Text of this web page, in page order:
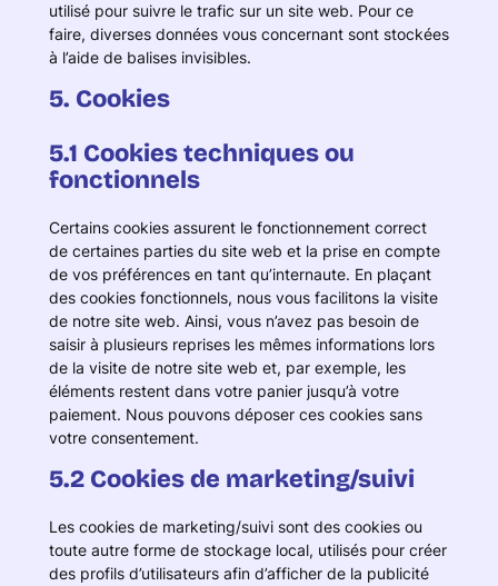
utilisé pour suivre le trafic sur un site web. Pour ce
faire, diverses données vous concernant sont stockées
à l’aide de balises invisibles.
5. Cookies
5.1 Cookies techniques ou
fonctionnels
Certains cookies assurent le fonctionnement correct
de certaines parties du site web et la prise en compte
de vos préférences en tant qu’internaute. En plaçant
des cookies fonctionnels, nous vous facilitons la visite
de notre site web. Ainsi, vous n’avez pas besoin de
saisir à plusieurs reprises les mêmes informations lors
de la visite de notre site web et, par exemple, les
éléments restent dans votre panier jusqu’à votre
paiement. Nous pouvons déposer ces cookies sans
votre consentement.
5.2 Cookies de marketing/suivi
Les cookies de marketing/suivi sont des cookies ou
toute autre forme de stockage local, utilisés pour créer
des profils d’utilisateurs afin d’afficher de la publicité